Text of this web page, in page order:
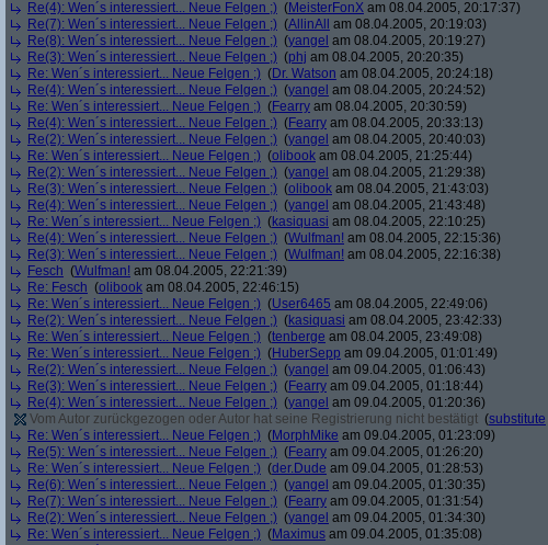
Re(4): Wen´s interessiert... Neue Felgen ;) (MeisterFonX am 08.04.2005, 20:17:37)
Re(7): Wen´s interessiert... Neue Felgen ;) (AllinAll
am 08.04.2005, 20:19:03)
Re(8): Wen´s interessiert... Neue Felgen ;) (yangel am 08.04.2005, 20:19:27)
Re(3): Wen´s interessiert... Neue Felgen ;) (phj am 08.04.2005, 20:20:35)
Re: Wen´s interessiert... Neue Felgen ;) (Dr. Watson am 08.04.2005, 20:24:18)
Re(4): Wen´s interessiert... Neue Felgen ;) (yangel am 08.04.2005, 20:24:52)
Re: Wen´s interessiert... Neue Felgen ;) (Fearry am 08.04.2005, 20:30:59)
Re(4): Wen´s interessiert... Neue Felgen ;) (Fearry am 08.04.2005, 20:33:13)
Re(2): Wen´s interessiert... Neue Felgen ;) (yangel am 08.04.2005, 20:40:03)
Re: Wen´s interessiert... Neue Felgen ;) (olibook am 08.04.2005, 21:25:44)
Re(2): Wen´s interessiert... Neue Felgen ;) (yangel am 08.04.2005, 21:29:38)
Re(3): Wen´s interessiert... Neue Felgen ;) (olibook am 08.04.2005, 21:43:03)
Re(4): Wen´s interessiert... Neue Felgen ;) (yangel am 08.04.2005, 21:43:48)
Re: Wen´s interessiert... Neue Felgen ;) (kasiquasi am 08.04.2005, 22:10:25)
Re(4): Wen´s interessiert... Neue Felgen ;) (Wulfman! am 08.04.2005, 22:15:36)
Re(3): Wen´s interessiert... Neue Felgen ;) (Wulfman! am 08.04.2005, 22:16:38)
Fesch (Wulfman! am 08.04.2005, 22:21:39)
Re: Fesch (olibook am 08.04.2005, 22:46:15)
Re: Wen´s interessiert... Neue Felgen ;) (User6465 am 08.04.2005, 22:49:06)
Re(2): Wen´s interessiert... Neue Felgen ;) (kasiquasi am 08.04.2005, 23:42:33)
Re: Wen´s interessiert... Neue Felgen ;) (tenberge am 08.04.2005, 23:49:08)
Re: Wen´s interessiert... Neue Felgen ;) (HuberSepp am 09.04.2005, 01:01:49)
Re(2): Wen´s interessiert... Neue Felgen ;) (yangel am 09.04.2005, 01:06:43)
Re(3): Wen´s interessiert... Neue Felgen ;) (Fearry am 09.04.2005, 01:18:44)
Re(4): Wen´s interessiert... Neue Felgen ;) (yangel am 09.04.2005, 01:20:36)
Vom Autor zurückgezogen oder Autor hat seine Registrierung nicht bestätigt (substitute
Re: Wen´s interessiert... Neue Felgen ;) (MorphMike am 09.04.2005, 01:23:09)
Re(5): Wen´s interessiert... Neue Felgen ;) (Fearry am 09.04.2005, 01:26:20)
Re: Wen´s interessiert... Neue Felgen ;) (der.Dude am 09.04.2005, 01:28:53)
Re(6): Wen´s interessiert... Neue Felgen ;) (yangel am 09.04.2005, 01:30:35)
Re(7): Wen´s interessiert... Neue Felgen ;) (Fearry am 09.04.2005, 01:31:54)
Re(2): Wen´s interessiert... Neue Felgen ;) (yangel am 09.04.2005, 01:34:30)
Re: Wen´s interessiert... Neue Felgen ;) (Maximus am 09.04.2005, 01:35:08)